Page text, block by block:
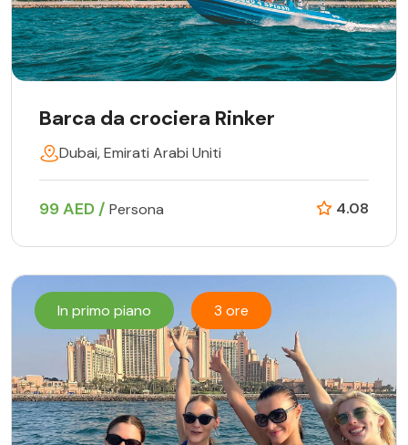
Barca da crociera Rinker
Dubai, Emirati Arabi Uniti
99 AED / Persona 4.08
In primo piano 3 ore